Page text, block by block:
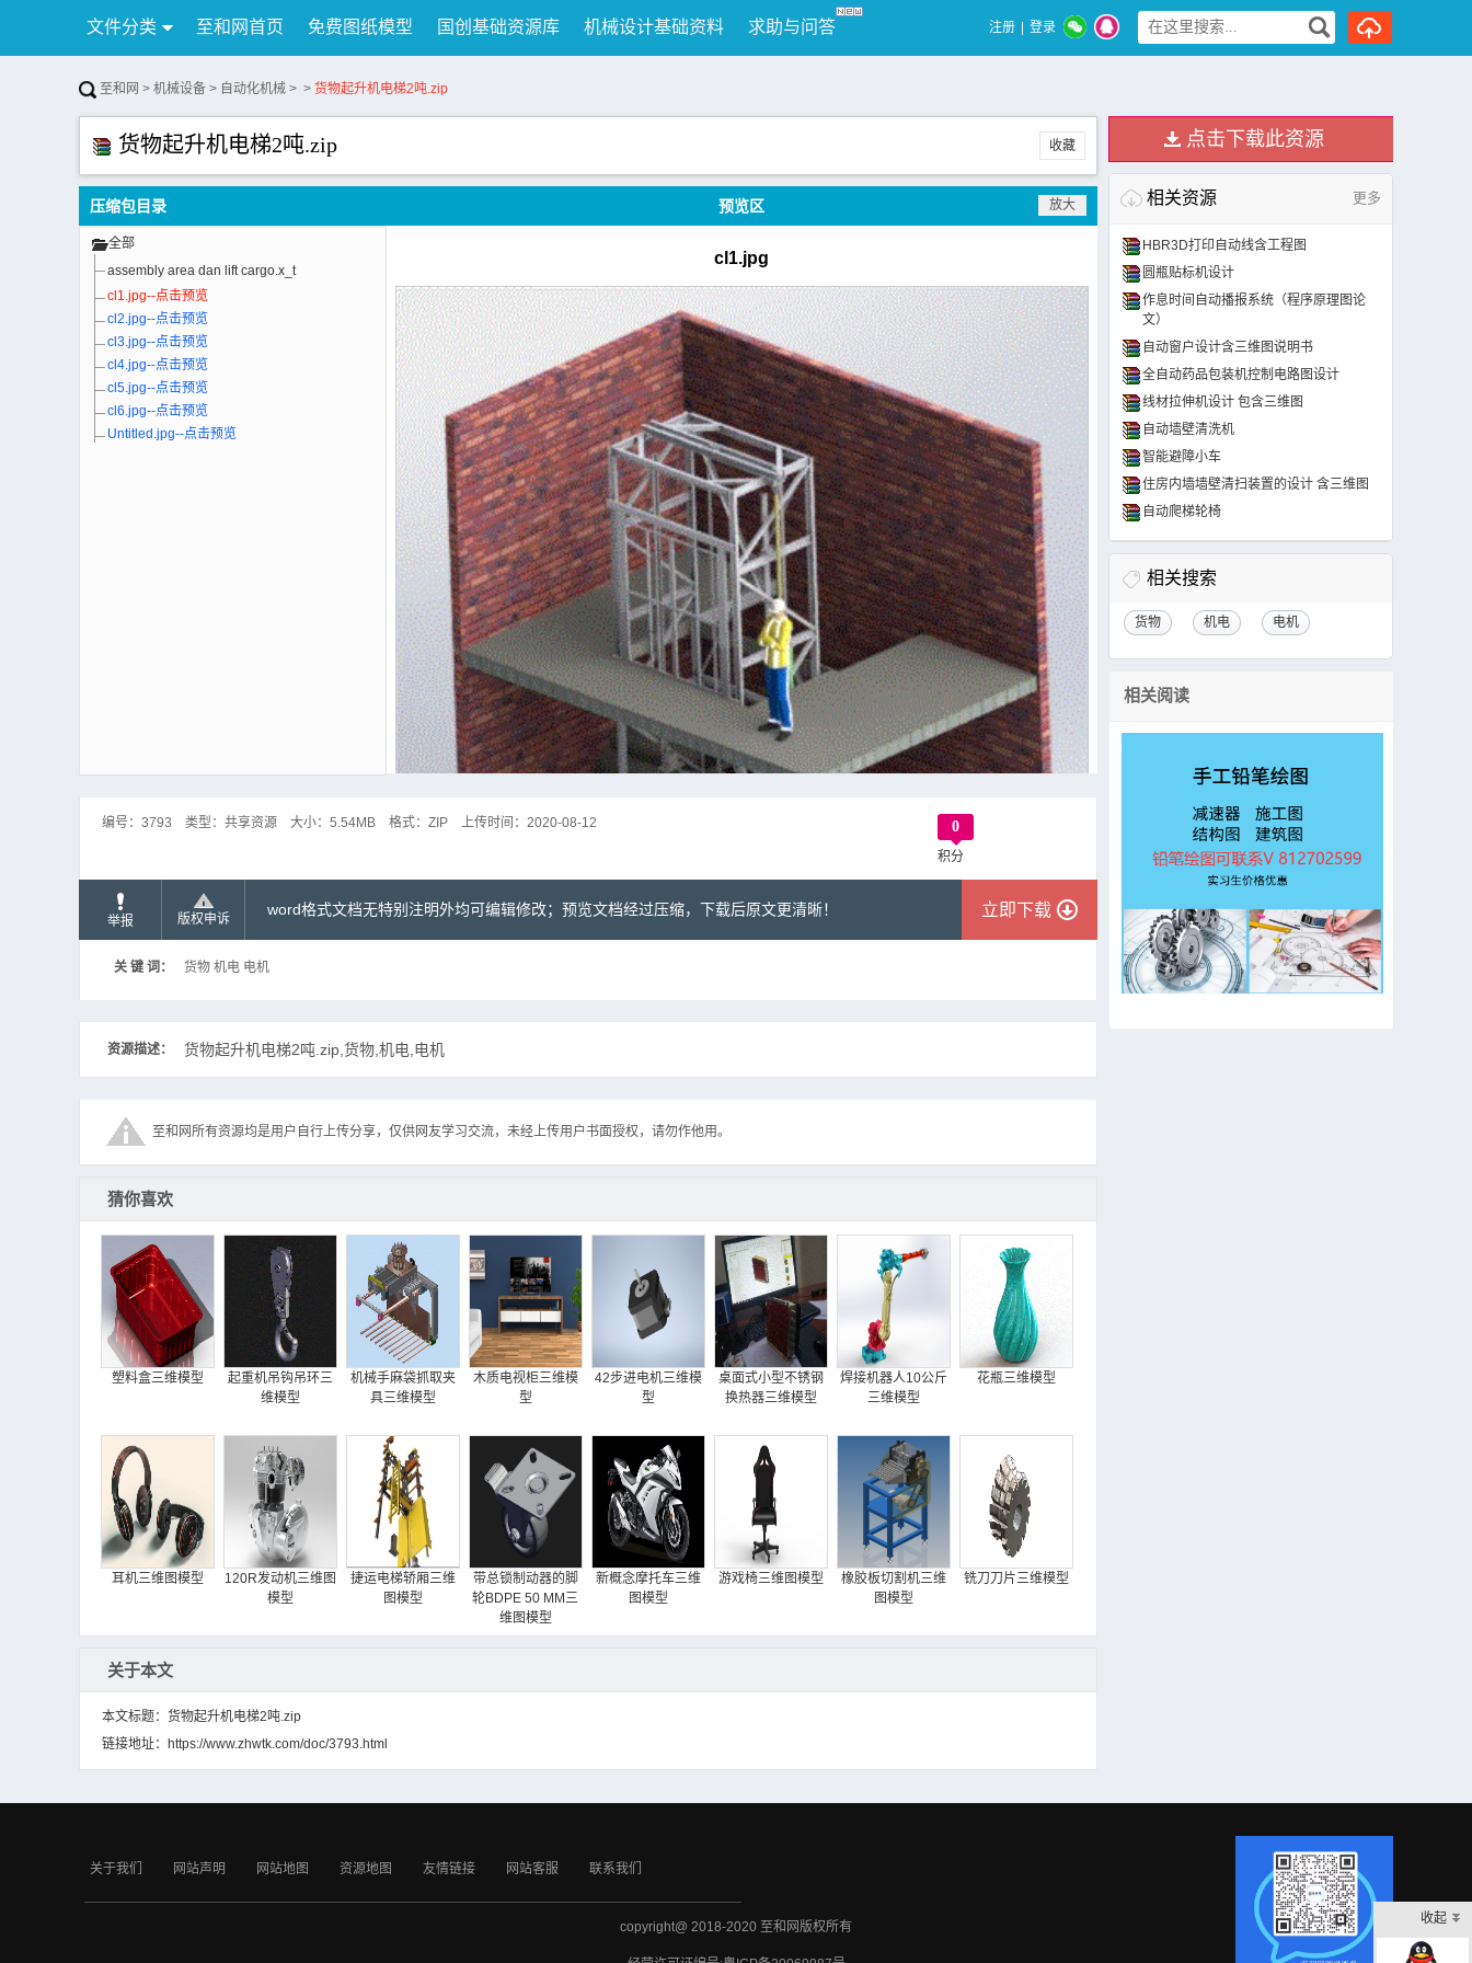
文件分类 至和网首页 免费图纸模型 国创基础资源库 机械设计基础资料 求助与问答
行业资讯 公告 联系我们
注册 登录
至和网 > 机械设备 > 自动化机械 > > 货物起升机电梯2吨.zip
货物起升机电梯2吨.zip 收藏
压缩包目录 预览区
全部
assembly area dan lift cargo.x_t
cl1.jpg--点击预览
cl2.jpg--点击预览
cl3.jpg--点击预览
cl4.jpg--点击预览
cl5.jpg--点击预览
cl6.jpg--点击预览
Untitled.jpg--点击预览
cl1.jpg
编号： 3793 类型： 共享资源 大小： 5.54MB 格式： ZIP 上传时间： 2020-08-12 0
积分
举报 版权申诉
word格式文档无特别注明外均可编辑修改；预览文档经过压缩，下载后原文更清晰！ 立即下载
关 键 词： 货物 机电 电机
资源描述： 货物起升机电梯2吨.zip,货物,机电,电机
至和网所有资源均是用户自行上传分享，仅供网友学习交流，未经上传用户书面授权，请勿作他用。
猜你喜欢
塑料盒三维模型
起重机吊钩吊环三
维模型
机械手麻袋抓取夹
具三维模型
木质电视柜三维模
型
42步进电机三维模
型
桌面式小型不锈钢
换热器三维模型
焊接机器人10公斤
三维模型
花瓶三维模型
耳机三维图模型
120R发动机三维图
模型
捷运电梯轿厢三维
图模型
带总锁制动器的脚
轮BDPE 50 MM三
维图模型
新概念摩托车三维
图模型
游戏椅三维图模型
橡胶板切割机三维
图模型
铣刀刀片三维模型
关于本文
本文标题：货物起升机电梯2吨.zip
链接地址： https://www.zhwtk.com/doc/3793.html
点击下载此资源
相关资源 更多
HBR3D打印自动线含工程图
圆瓶贴标机设计
作息时间自动播报系统（程序原理图论
文）
自动窗户设计含三维图说明书
全自动药品包装机控制电路图设计
线材拉伸机设计 包含三维图
自动墙壁清洗机
智能避障小车
住房内墙墙壁清扫装置的设计 含三维图
自动爬梯轮椅
相关搜索
货物 机电 电机
相关阅读
关于我们 网站声明 网站地图 资源地图 友情链接 网站客服 联系我们
copyright@ 2018-2020 至和网版权所有
收起